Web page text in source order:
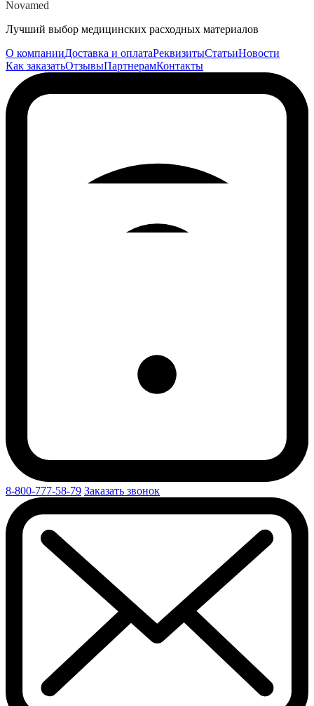
Novamed
Лучший выбор медицинских расходных материалов
О компанииДоставка и оплатаРеквизитыСтатьиНовости
Как заказатьОтзывыПартнерамКонтакты
8-800-777-58-79 Заказать звонок